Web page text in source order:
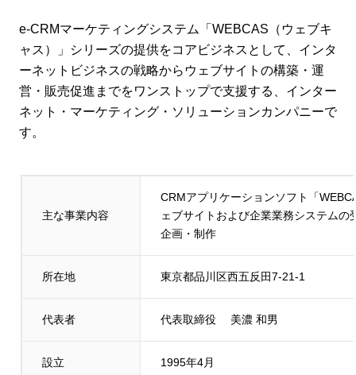
e-CRMマーケティングシステム「WEBCAS（ウェブキ
ャス）」シリーズの提供をコアビジネスとして、インタ
ーネットビジネスの戦略からウェブサイトの構築・運
営・販売促進までをワンストップで支援する、インター
ネット・マーケティング・ソリューションカンパニーで
す。
主な事業内容
CRMアプリケーションソフト「
ェブサイトおよび企業業務システム
企画・制作
所在地 東京都品川区西五反田7-21-1
代表者 代表取締役 美濃 和男
設立 1995年4月